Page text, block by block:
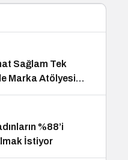
Sağlam Tek
Marka Atölyesi
Konuk Oldu
%88’i
İstiyor